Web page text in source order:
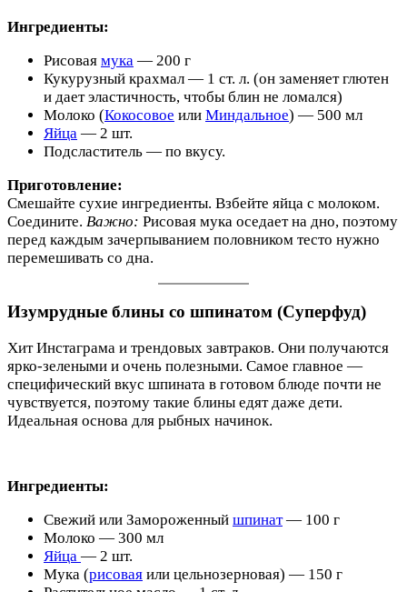
Ингредиенты:
Рисовая мука — 200 г
Кукурузный крахмал — 1 ст. л. (он заменяет глютен
и дает эластичность, чтобы блин не ломался)
Молоко (Кокосовое или Миндальное) — 500 мл
Яйца — 2 шт.
Подсластитель — по вкусу.
Приготовление:
Смешайте сухие ингредиенты. Взбейте яйца с молоком.
Соедините. Важно: Рисовая мука оседает на дно, поэтому
перед каждым зачерпыванием половником тесто нужно
перемешивать со дна.
Изумрудные блины со шпинатом (Суперфуд)
Хит Инстаграма и трендовых завтраков. Они получаются
ярко-зелеными и очень полезными. Самое главное —
специфический вкус шпината в готовом блюде почти не
чувствуется, поэтому такие блины едят даже дети.
Идеальная основа для рыбных начинок.
Ингредиенты:
Свежий или Замороженный шпинат— 100 г
Молоко — 300 мл
Яйца — 2 шт.
Мука (рисовая или цельнозерновая) — 150 г